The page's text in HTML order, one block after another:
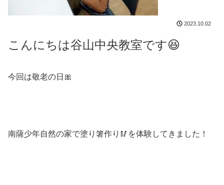
2023.10.02
こんにちは谷山中央教室です😆
今回は敬老の日 🎀
南薩少年自然の家で塗り箸作り 🥢 を体験してきました！